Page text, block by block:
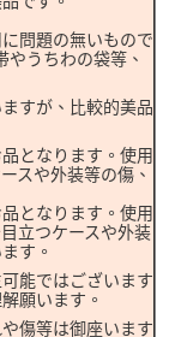
問題の無いもので
うちわの袋等、
すが、比較的美品
となります。使用
スや外装等の傷、
となります。使用
立つケースや外装
す。
能ではございます
願います。
傷等は御座います